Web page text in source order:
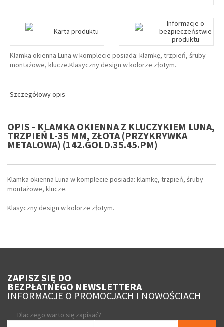
Karta produktu
Informacje o
bezpieczeństwie
produktu
Klamka okienna Luna w komplecie posiada: klamkę, trzpień, śruby
montażowe, klucze.Klasyczny design w kolorze złotym.
Szczegółowy opis
OPIS - KLAMKA OKIENNA Z KLUCZYKIEM LUNA,
TRZPIEŃ L-35 MM, ZŁOTA (PRZYKRYWKA
METALOWA) (142.GOLD.35.45.PM)
Klamka okienna Luna w komplecie posiada: klamkę, trzpień, śruby
montażowe, klucze.
Klasyczny design w kolorze złotym.
ZAPISZ SIĘ DO
BEZPŁATNEGO NEWSLETTERA
INFORMACJE O PROMOCJACH I NOWOŚCIACH
Dlaczego warto się zapisać?